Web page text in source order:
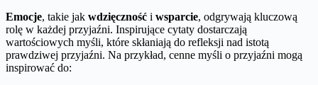
Emocje, takie jak wdzięczność i wsparcie, odgrywają kluczową
rolę w każdej przyjaźni. Inspirujące cytaty dostarczają
wartościowych myśli, które skłaniają do refleksji nad istotą
prawdziwej przyjaźni. Na przykład, cenne myśli o przyjaźni mogą
inspirować do: